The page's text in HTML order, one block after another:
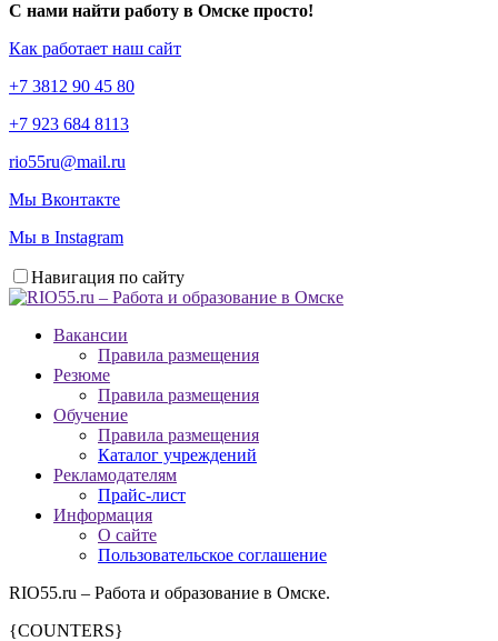
С нами найти работу в Омске просто!
Как работает наш сайт
+7 3812 90 45 80
+7 923 684 8113
rio55ru@mail.ru
Мы Вконтакте
Мы в Instagram
Навигация по сайту
Вакансии
Правила размещения
Резюме
Правила размещения
Обучение
Правила размещения
Каталог учреждений
Рекламодателям
Прайс-лист
Информация
О сайте
Пользовательское соглашение
RIO55.ru – Работа и образование в Омске.
{COUNTERS}